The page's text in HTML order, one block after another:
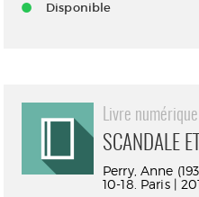
Disponible
Livre
SCANDALE
Perry, Anne
10-18. Paris |